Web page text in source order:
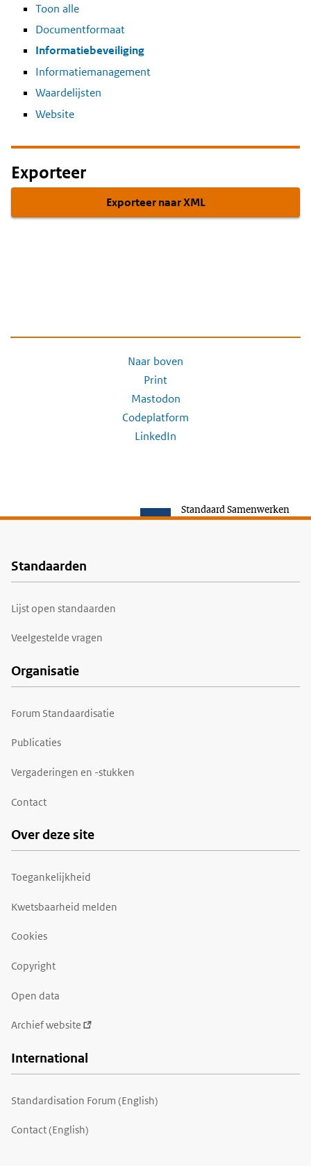
Toon alle
Documentformaat
Informatiebeveiliging
Informatiemanagement
Waardelijsten
Website
Exporteer
Exporteer naar XML
Naar boven
Print
Mastodon
Codeplatform
LinkedIn
Standaard Samenwerken
Voet
Standaarden
Lijst open standaarden
Veelgestelde vragen
Organisatie
Forum Standaardisatie
Publicaties
Vergaderingen en -stukken
Contact
Over deze site
Toegankelijkheid
Kwetsbaarheid melden
Cookies
Copyright
Open data
Archief website
International
Standardisation Forum (English)
Contact (English)